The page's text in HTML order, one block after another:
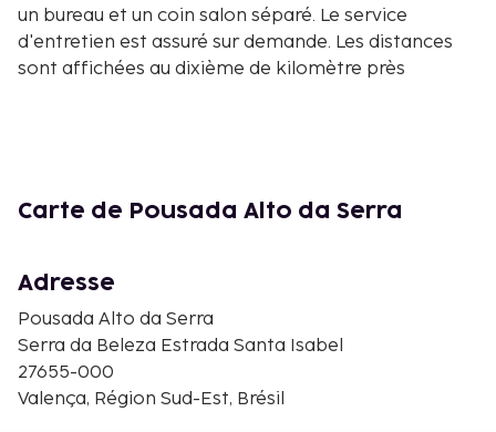
un bureau et un coin salon séparé. Le service
d'entretien est assuré sur demande. Les distances
sont affichées au dixième de kilomètre près
Tunnel Maria Nossar - 11,8 km
Cascade de l'Inde - 13,1 km
Ferme Santa Clara - 32 km
Parc Acude de Concordia - 41 km
Musée Capitão Pitaluga - 43 km
Ferme de Taquara - 44,2 km
Carte de Pousada Alto da Serra
Adresse
Pousada Alto da Serra
Serra da Beleza Estrada Santa Isabel
27655-000
Valença, Région Sud-Est, Brésil